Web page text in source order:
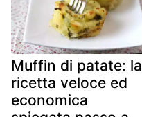
Muffin di patate: la
ricetta veloce ed
economica